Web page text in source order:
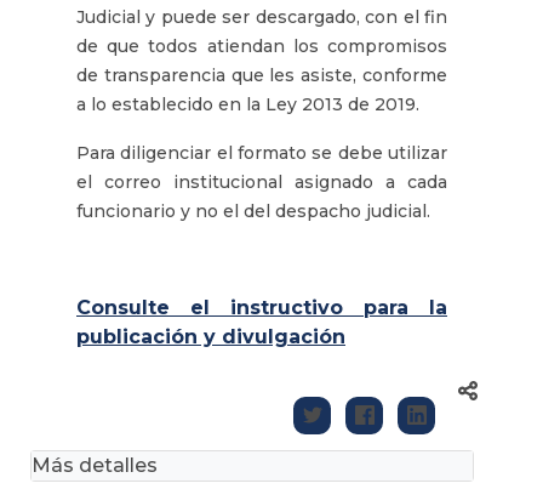
Judicial y puede ser descargado, con el fin
de que todos atiendan los compromisos
de transparencia que les asiste, conforme
a lo establecido en la Ley 2013 de 2019.
Para diligenciar el formato se debe utilizar
el correo institucional asignado a cada
funcionario y no el del despacho judicial.
Consulte el instructivo para la
publicación y divulgación
Más detalles